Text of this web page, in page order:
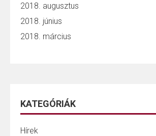
2018. augusztus
2018. június
2018. március
KATEGÓRIÁK
Hírek